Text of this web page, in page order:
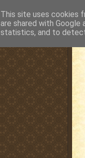
This site uses cookies
are shared with
statistics, and to